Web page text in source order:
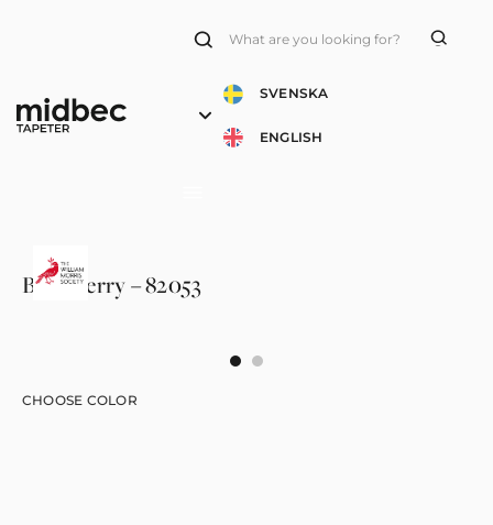
SVENSKA
ENGLISH
Blackberry – 82053
CHOOSE COLOR